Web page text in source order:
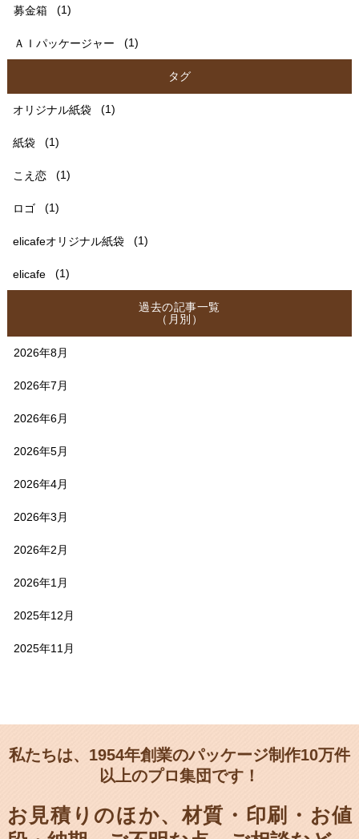
募金箱 (1)
ＡＩパッケージャー (1)
タグ
オリジナル紙袋 (1)
紙袋 (1)
こえ恋 (1)
ロゴ (1)
elicafeオリジナル紙袋 (1)
elicafe (1)
過去の記事一覧
（月別）
2026年8月
2026年7月
2026年6月
2026年5月
2026年4月
2026年3月
2026年2月
2026年1月
2025年12月
2025年11月
私たちは、1954年創業のパッケージ制作10万件
以上のプロ集団です！
お見積りのほか、材質・印刷・お値